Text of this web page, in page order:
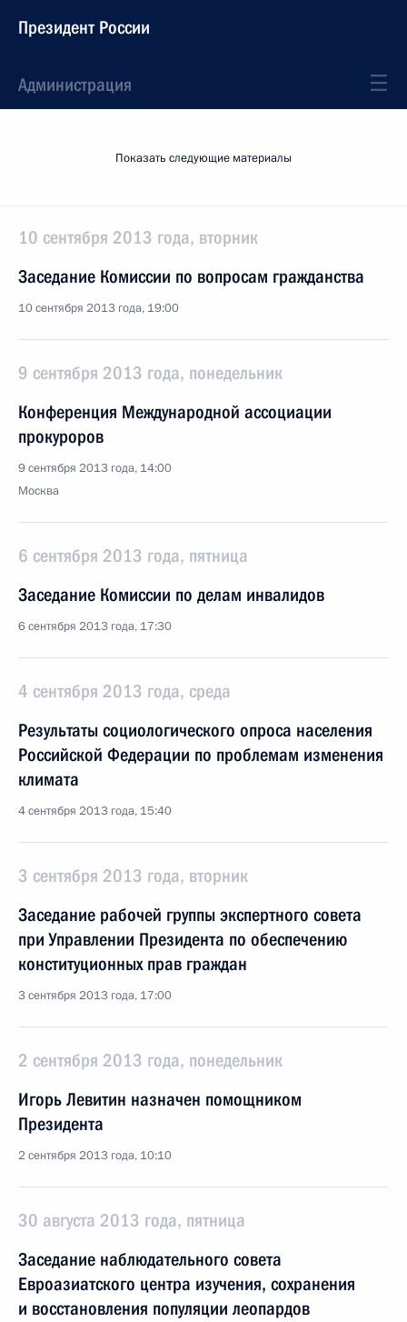
Президент России
Администрация
Показать следующие материалы
10 сентября 2013 года, вторник
Заседание Комиссии по вопросам гражданства
10 сентября 2013 года, 19:00
9 сентября 2013 года, понедельник
Конференция Международной ассоциации
прокуроров
9 сентября 2013 года, 14:00
Москва
6 сентября 2013 года, пятница
Заседание Комиссии по делам инвалидов
6 сентября 2013 года, 17:30
4 сентября 2013 года, среда
Результаты социологического опроса населения
Российской Федерации по проблемам изменения
климата
4 сентября 2013 года, 15:40
3 сентября 2013 года, вторник
Заседание рабочей группы экспертного совета
при Управлении Президента по обеспечению
конституционных прав граждан
3 сентября 2013 года, 17:00
2 сентября 2013 года, понедельник
Игорь Левитин назначен помощником
Президента
2 сентября 2013 года, 10:10
30 августа 2013 года, пятница
Заседание наблюдательного совета
Евроазиатского центра изучения, сохранения
и восстановления популяции леопардов